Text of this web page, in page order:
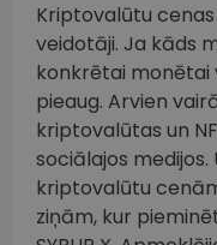
Kriptovalūtu
veidotāji. Ja kāds
konkrētai monētai
pieaug. Arvien
kriptovalūtas un
sociālajos medijos.
kriptovalūtu
ziņām, kur